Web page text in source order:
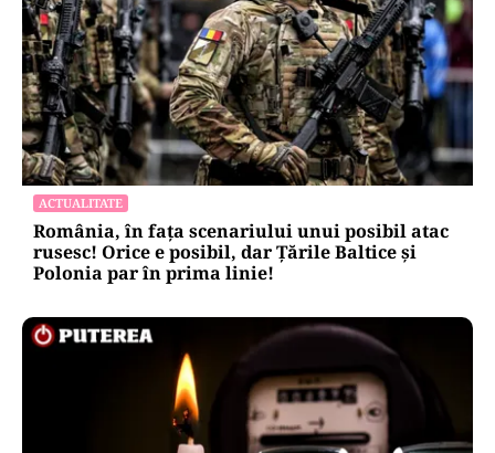
ACTUALITATE
România, în fața scenariului unui posibil atac
rusesc! Orice e posibil, dar Țările Baltice și
Polonia par în prima linie!